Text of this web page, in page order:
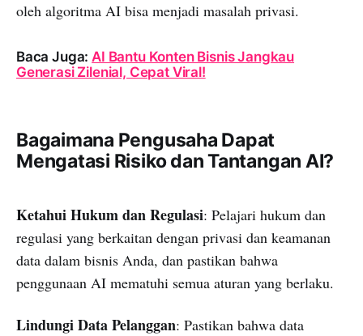
oleh algoritma AI bisa menjadi masalah privasi.
Baca Juga: AI Bantu Konten Bisnis Jangkau
Generasi Zilenial, Cepat Viral!
Bagaimana Pengusaha Dapat
Mengatasi Risiko dan Tantangan AI?
Ketahui Hukum dan Regulasi: Pelajari hukum dan
regulasi yang berkaitan dengan privasi dan keamanan
data dalam bisnis Anda, dan pastikan bahwa
penggunaan AI mematuhi semua aturan yang berlaku.
Lindungi Data Pelanggan: Pastikan bahwa data